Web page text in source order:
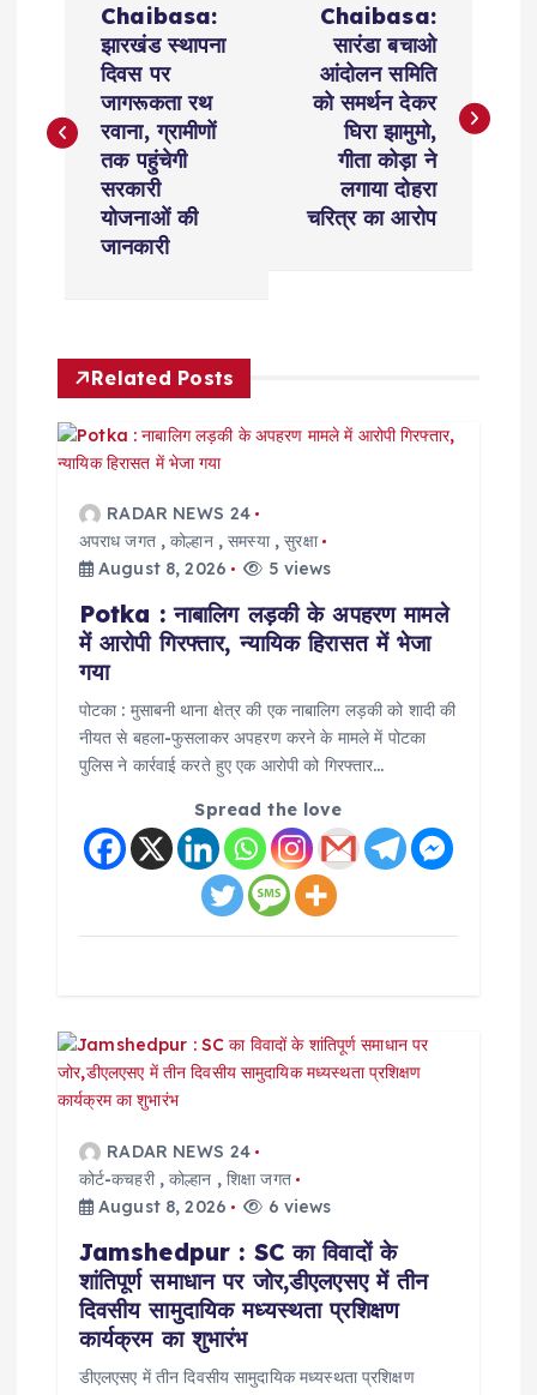
s
v
g
Chaibasa:
झारखंड स्थापना
दिवस पर
जागरूकता रथ
रवाना, ग्रामीणों
तक पहुंचेगी
सरकारी
योजनाओं की
जानकारी
Chaibasa:
सारंडा बचाओ
आंदोलन समिति
को समर्थन देकर
घिरा झामुमो,
गीता कोड़ा ने
लगाया दोहरा
चरित्र का आरोप
Related Posts
RADAR NEWS 24
अपराध जगत,कोल्हान,समस्या,सुरक्षा
August 8, 2026
5 views
Potka : नाबालिग लड़की के अपहरण मामले
में आरोपी गिरफ्तार, न्यायिक हिरासत में भेजा
गया
पोटका : मुसाबनी थाना क्षेत्र की एक नाबालिग लड़की को शादी की
नीयत से बहला-फुसलाकर अपहरण करने के मामले में पोटका
पुलिस ने कार्रवाई करते हुए एक आरोपी को गिरफ्तार…
Spread the love
RADAR NEWS 24
कोर्ट-कचहरी,कोल्हान ,शिक्षा जगत
August 8, 2026
6 views
Jamshedpur : SC का विवादों के
शांतिपूर्ण समाधान पर जोर,डीएलएसए में तीन
दिवसीय सामुदायिक मध्यस्थता प्रशिक्षण
कार्यक्रम का शुभारंभ
डीएलएसए में तीन दिवसीय सामुदायिक मध्यस्थता प्रशिक्षण